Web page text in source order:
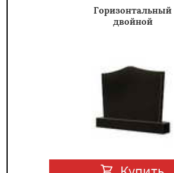
Горизонтальный
двойной